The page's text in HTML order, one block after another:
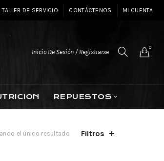
TALLER DE SERVICIO CONTÁCTENOS MI CUENTA
Inicio De Sesión / Registrarse
0
REPUESTOS
el único resultado Filtros